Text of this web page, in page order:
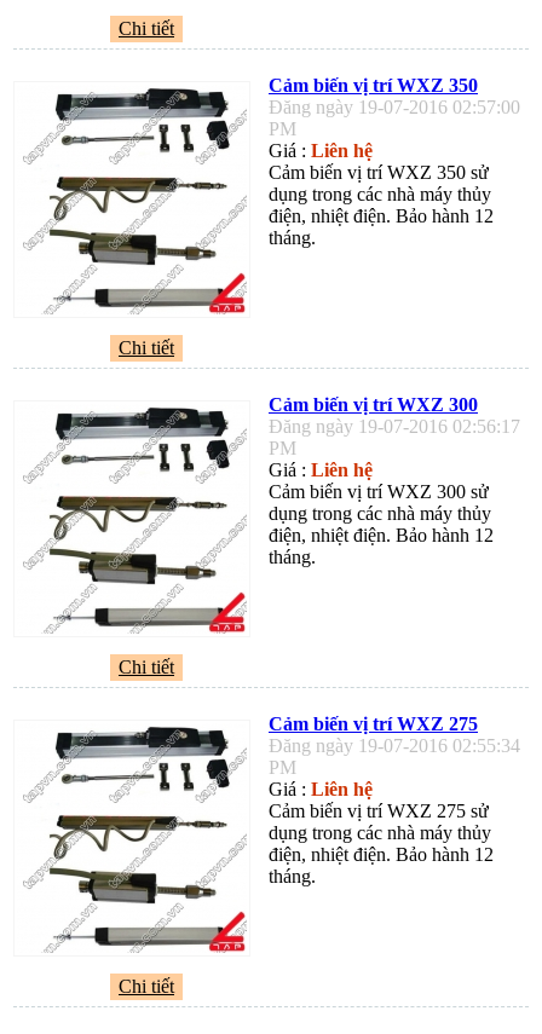
Chi tiết
Cảm biến vị trí WXZ 350
Đăng ngày 19-07-2016 02:57:00
PM
Giá : Liên hệ
Cảm biến vị trí WXZ 350 sử
dụng trong các nhà máy thủy
điện, nhiệt điện. Bảo hành 12
tháng.
Chi tiết
Cảm biến vị trí WXZ 300
Đăng ngày 19-07-2016 02:56:17
PM
Giá : Liên hệ
Cảm biến vị trí WXZ 300 sử
dụng trong các nhà máy thủy
điện, nhiệt điện. Bảo hành 12
tháng.
Chi tiết
Cảm biến vị trí WXZ 275
Đăng ngày 19-07-2016 02:55:34
PM
Giá : Liên hệ
Cảm biến vị trí WXZ 275 sử
dụng trong các nhà máy thủy
điện, nhiệt điện. Bảo hành 12
tháng.
Chi tiết